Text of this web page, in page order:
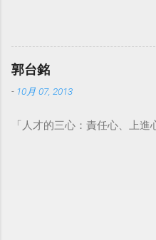
點看事情，就不會覺得活著
華名言 - Chinese Quotes
郭台銘
- 10月 07, 2013
「人才的三心：責任心、上